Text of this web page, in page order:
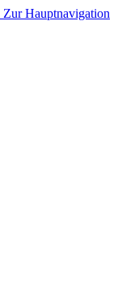
Zur Hauptnavigation